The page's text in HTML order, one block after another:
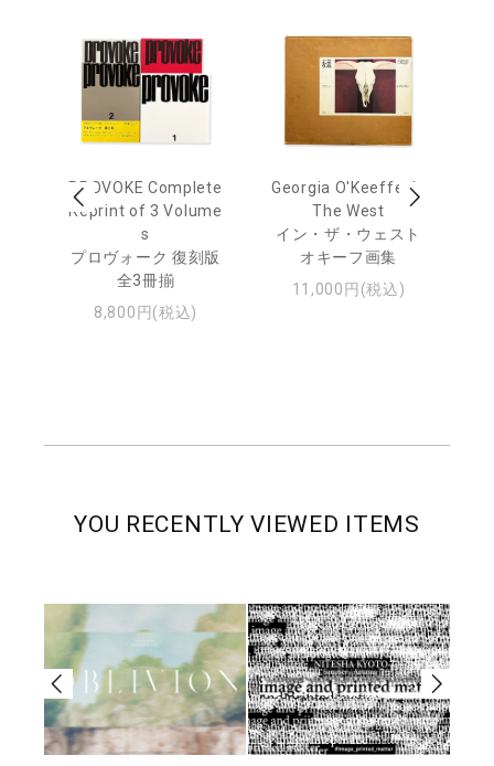
PROVOKE Complete
Reprint of 3 Volume
s
プロヴォーク 復刻版
全3冊揃
8,800円(税込)
Georgia O'Keeffe: In
The West
イン・ザ・ウェスト
オキーフ画集
11,000円(税込)
YOU RECENTLY VIEWED ITEMS